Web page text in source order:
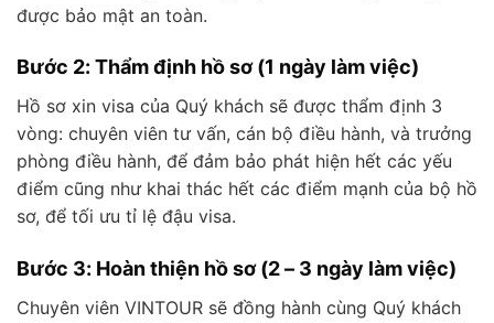
được bảo mật an toàn.
Bước 2: Thẩm định hồ sơ (1 ngày làm việc)
Hồ sơ xin visa của Quý khách sẽ được thẩm định 3
vòng: chuyên viên tư vấn, cán bộ điều hành, và trưởng
phòng điều hành, để đảm bảo phát hiện hết các yếu
điểm cũng như khai thác hết các điểm mạnh của bộ hồ
sơ, để tối ưu tỉ lệ đậu visa.
Bước 3: Hoàn thiện hồ sơ (2 – 3 ngày làm việc)
Chuyên viên VINTOUR sẽ đồng hành cùng Quý khách